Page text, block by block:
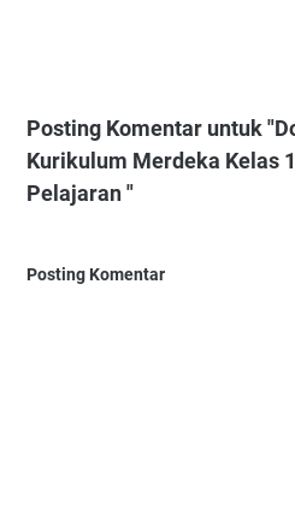
Posting Komentar untuk
Kurikulum Merdeka Kelas
Pelajaran "
Posting Komentar